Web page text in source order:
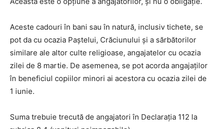
Aceste cadouri în bani sau în natură, inclusiv tichete, se
pot da cu ocazia Paştelui, Crăciunului şi a sărbătorilor
similare ale altor culte religioase, angajatelor cu ocazia
zilei de 8 martie. De asemenea, se pot acorda angajaților
în beneficiul copiilor minori ai acestora cu ocazia zilei de
1 iunie.
Suma trebuie trecută de angajatori în Declarația 112 la